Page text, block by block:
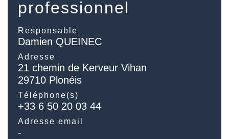
professionnel
Responsable
Damien QUEINEC
Adresse
21 chemin de Kerveur Vihan
29710 Plonéis
Téléphone(s)
+33 6 50 20 03 44
Adresse email
-